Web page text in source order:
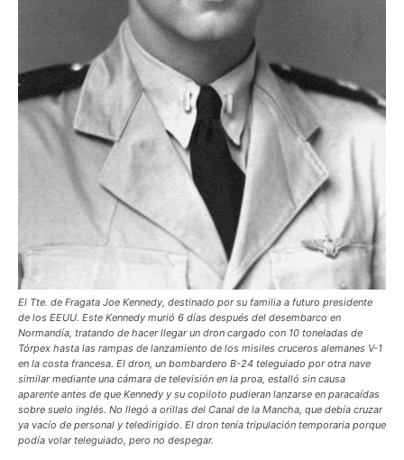
El Tte. de Fragata Joe Kennedy, destinado por su familia a futuro presidente
de los EEUU. Este Kennedy murió 6 días después del desembarco en
Normandía, tratando de hacer llegar un dron cargado con 10 toneladas de
Tórpex hasta las rampas de lanzamiento de los misiles cruceros alemanes V-1
en la costa francesa. El dron, un bombardero B-24 teleguiado por otra nave
similar mediante una cámara de televisión en la proa, estalló sin causa
aparente antes de que Kennedy y su copiloto pudieran lanzarse en paracaídas
sobre suelo inglés. No llegó a orillas del Canal de la Mancha, que debía cruzar
ya vacío de personal y teledirigido. El dron tenía tripulación temporaria porque
podía volar teleguiado, pero no despegar.